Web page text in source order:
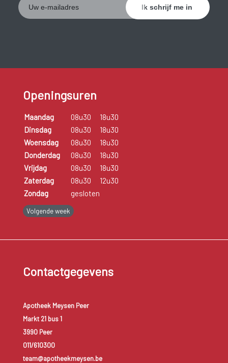
Openingsuren
Maandag 08u30
18u30
Dinsdag
08u30
18u30
Woensdag
08u30
18u30
Donderdag
08u30
18u30
Vrijdag
08u30
18u30
Zaterdag
08u30
12u30
Zondag
gesloten
Volgende week
Contactgegevens
Apotheek Meysen Peer
Markt 21 bus 1
3990 Peer
011/610300
team@apotheekmeysen.be